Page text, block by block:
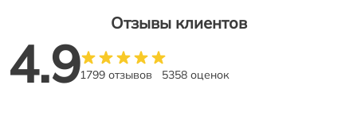
Отзывы клиентов
4.91799 отзывов 5358 оценок